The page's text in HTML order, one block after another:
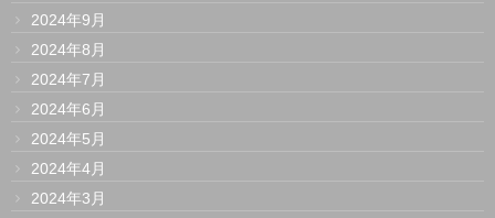
2024年9月
2024年8月
2024年7月
2024年6月
2024年5月
2024年4月
2024年3月